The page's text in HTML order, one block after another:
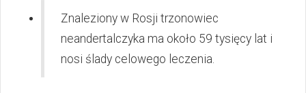
Znaleziony w Rosji trzonowiec
neandertalczyka ma około 59 tysięcy lat i
nosi ślady celowego leczenia.